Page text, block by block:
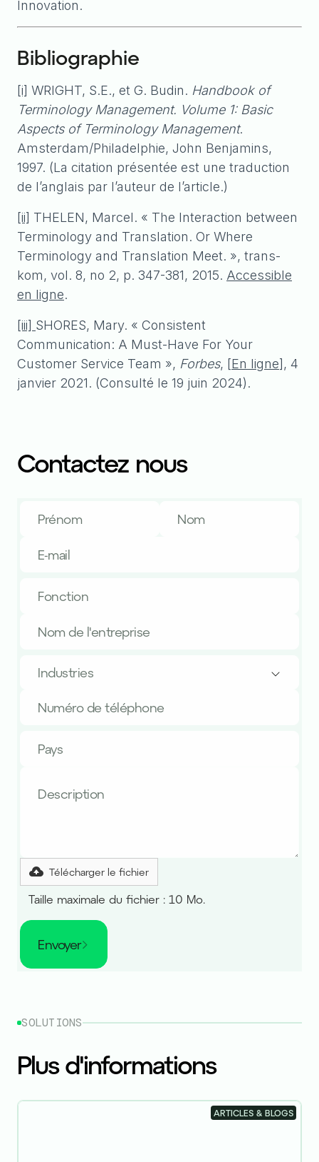
Innovation.
Bibliographie
[i] WRIGHT, S.E., et G. Budin. Handbook of
Terminology Management. Volume 1: Basic
Aspects of Terminology Management.
Amsterdam/Philadelphie, John Benjamins,
1997. (La citation présentée est une traduction
de l’anglais par l’auteur de l’article.)
[ii] THELEN, Marcel. « The Interaction between
Terminology and Translation. Or Where
Terminology and Translation Meet. », trans-
kom, vol. 8, no 2, p. 347-381, 2015. Accessible
en ligne.
[iii] SHORES, Mary. « Consistent
Communication: A Must-Have For Your
Customer Service Team », Forbes, [En ligne], 4
janvier 2021. (Consulté le 19 juin 2024).
Contactez nous
Industries
Télécharger le fichier
Taille maximale du fichier : 10 Mo.
Envoyer
SOLUTIONS
Plus d'informations
ARTICLES & BLOGS